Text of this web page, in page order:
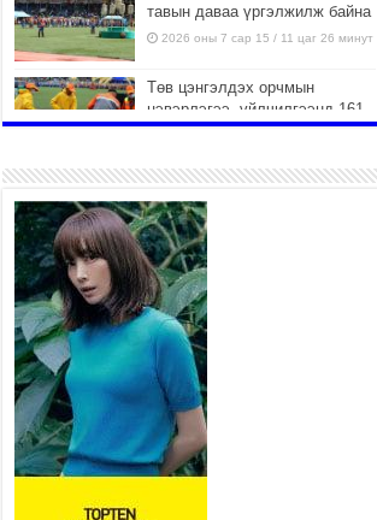
тавын даваа үргэлжилж байна
2026 оны 7 сар 15 / 11 цаг 26 минут
Төв цэнгэлдэх орчмын
цэвэрлэгээ, үйлчилгээнд 161
ажилтан, 27 техниктэй
2026 оны 7 сар 15 / 11 цаг 22 минут
Наадмын амралтын өдрүүдэд
нийслэлийн эрүүл мэндийн
байгууллагууд дараах
хуваарийн дагуу ажиллана
2026 оны 7 сар 15 / 11 цаг 18 минут
Үндэсний их баяр наадам
эхэллээ
2026 оны 7 сар 15 / 11 цаг 14 минут
Үер усны аюулаас сэргийлж, нийслэлийн Онцгой
байдлын газрын 162 алба хаагч үүрэг гүйцэтгэж
2026 оны 7 сар 15 / 11 цаг 07 минут